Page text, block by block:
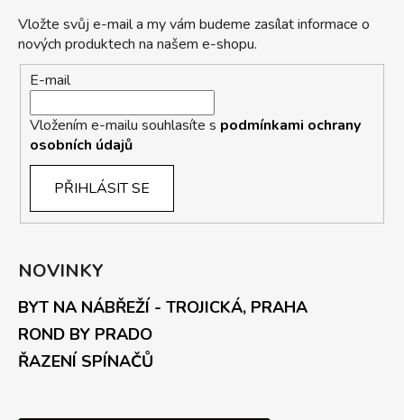
Vložte svůj e-mail a my vám budeme zasílat informace o
nových produktech na našem e-shopu.
E-mail
Vložením e-mailu souhlasíte s podmínkami ochrany
osobních údajů
PŘIHLÁSIT SE
NOVINKY
BYT NA NÁBŘEŽÍ - TROJICKÁ, PRAHA
ROND BY PRADO
ŘAZENÍ SPÍNAČŮ